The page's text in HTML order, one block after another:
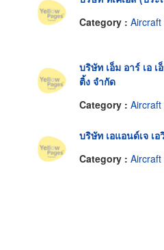
Category :
บริษัท เอ็ม อาร์ เอ
ติ้ง จำกัด
Category :
บริษัท เอแอนด์เจ เ
Category :